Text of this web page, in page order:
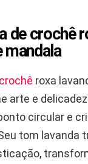
de crochê
crochê roxa
arte e
circular e
tom lavanda